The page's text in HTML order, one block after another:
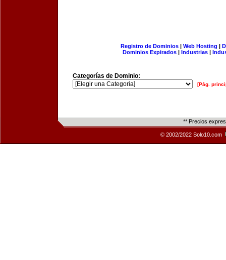
Registro de Dominios| Web Hosting |
Dominios Expirados | Industrias |
Categorías de Dominio:
[Pág.
** Precios
© 2002/2022 Solo10.com